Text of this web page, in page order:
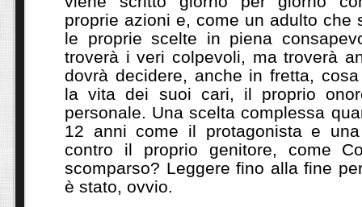
proprie azioni e, come un adulto che
le proprie scelte in piena
troverà i veri colpevoli, ma troverà
dovrà decidere, anche in fretta,
la vita dei suoi cari, il proprio
personale. Una scelta complessa
12 anni come il protagonista e
contro il proprio genitore, come
scomparso? Leggere fino alla fine
è stato, ovvio.